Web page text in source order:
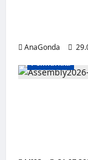
AnaGonda
Pelinurkka